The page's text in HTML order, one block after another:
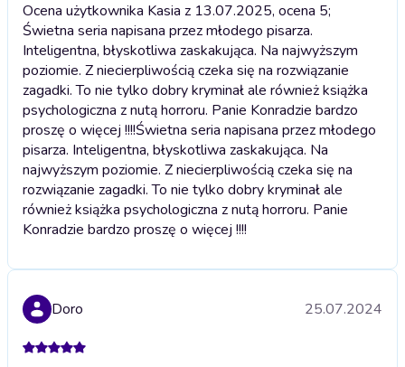
Ocena użytkownika Kasia z 13.07.2025, ocena 5;
Świetna seria napisana przez młodego pisarza.
Inteligentna, błyskotliwa zaskakująca. Na najwyższym
poziomie. Z niecierpliwością czeka się na rozwiązanie
zagadki. To nie tylko dobry kryminał ale również książka
psychologiczna z nutą horroru. Panie Konradzie bardzo
proszę o więcej !!!!Świetna seria napisana przez młodego
pisarza. Inteligentna, błyskotliwa zaskakująca. Na
najwyższym poziomie. Z niecierpliwością czeka się na
rozwiązanie zagadki. To nie tylko dobry kryminał ale
również książka psychologiczna z nutą horroru. Panie
Konradzie bardzo proszę o więcej !!!!
Doro 25.07.2024